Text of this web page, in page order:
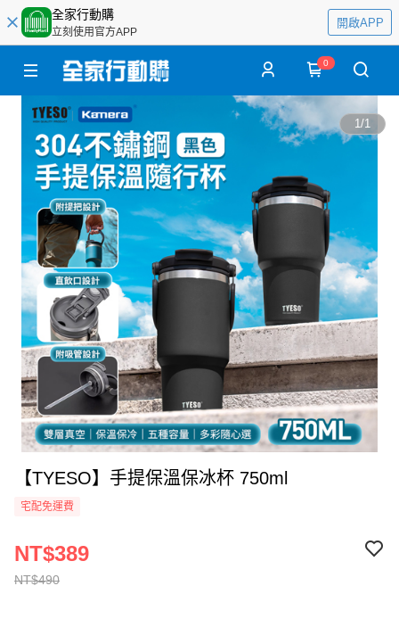
全家行動購
立刻使用官方APP
開啟APP
0
1/1
【TYESO】手提保溫保冰杯 750ml
宅配免運費
NT$490
NT$389